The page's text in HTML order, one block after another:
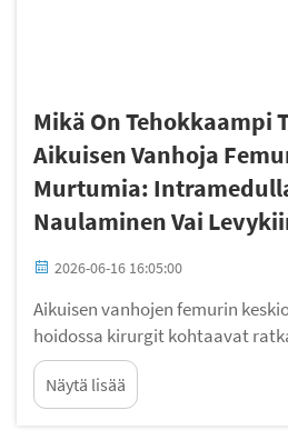
Mikä On Tehokkaampi
Aikuisen Vanhoja
Murtumia:
Naulaminen Vai
2026-06-16 16:05:00
Aikuisen vanhojen femurin
hoidossa kirurgit kohtaavat
kahden hyvin vakiintuneen
intramedullaarisen naulamisen
välillä. Molemmat menetelmät
Näytä lisää